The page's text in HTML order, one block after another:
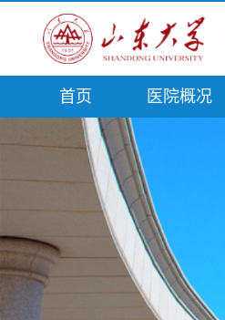
首页 医院概况